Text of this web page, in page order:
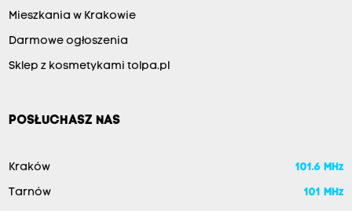
Mieszkania w Krakowie
Darmowe ogłoszenia
Sklep z kosmetykami tolpa.pl
POSŁUCHASZ NAS
Kraków 101.6 MHz
Tarnów 101 MHz